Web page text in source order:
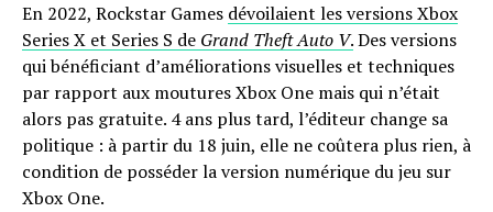
En 2022, Rockstar Games dévoilaient les versions Xbox
Series X et Series S de Grand Theft Auto V.Des versions
qui bénéficiant d’améliorations visuelles et techniques
par rapport aux moutures Xbox One mais qui n’était
alors pas gratuite. 4 ans plus tard, l’éditeur change sa
politique : à partir du 18 juin, elle ne coûtera plus rien, à
condition de posséder la version numérique du jeu sur
Xbox One.